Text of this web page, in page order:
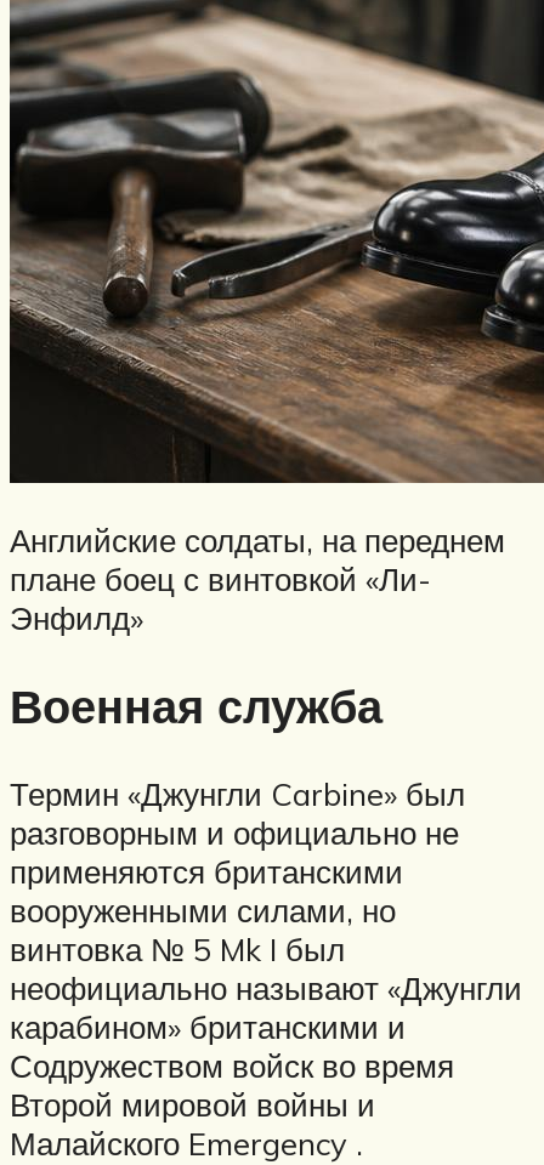
Английские солдаты, на переднем
плане боец с винтовкой «Ли-
Энфилд»
Военная служба
Термин «Джунгли Carbine» был
разговорным и официально не
применяются британскими
вооруженными силами, но
винтовка № 5 Mk I был
неофициально называют «Джунгли
карабином» британскими и
Содружеством войск во время
Второй мировой войны и
Малайского Emergency .